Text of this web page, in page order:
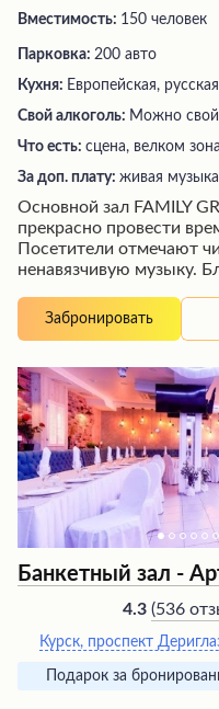
Вместимость: 150 человек
Парковка: 200 авто
Кухня: Европейская,
Свой алкоголь: Можно свой
Что есть: сцена, велком зона
За доп. плату: живая музыка
Основной зал FAMILY
прекрасно провести
Посетители отмечают
ненавязчивую музыку.
высоко оценивают
бармена и официантов,
Живая музыка и
особую изюминку в
посетители приходят
только вкусной едой,
мелодии.
Забронировать
Банкетный зал -
4.3 (536
Курск, проспект
Подарок за